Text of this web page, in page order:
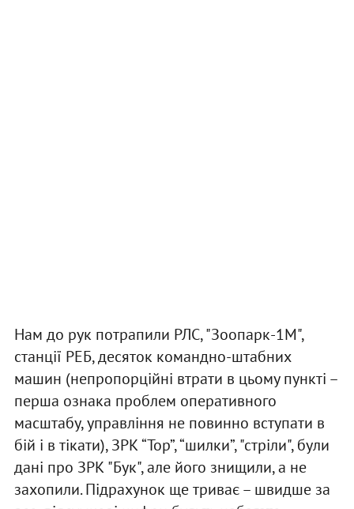
Нам до рук потрапили РЛС, "Зоопарк-1М",
станції РЕБ, десяток командно-штабних
машин (непропорційні втрати в цьому пункті –
перша ознака проблем оперативного
масштабу, управління не повинно вступати в
бій і в тікати), ЗРК “Тор”, “шилки”, "стріли", були
дані про ЗРК "Бук", але його знищили, а не
захопили. Підрахунок ще триває – швидше за